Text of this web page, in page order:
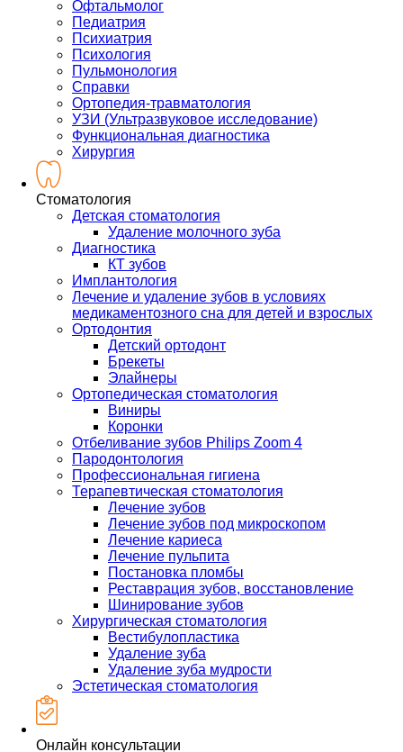
Офтальмолог
Педиатрия
Психиатрия
Психология
Пульмонология
Справки
Ортопедия-травматология
УЗИ (Ультразвуковое исследование)
Функциональная диагностика
Хирургия
Стоматология
Детская стоматология
Удаление молочного зуба
Диагностика
КТ зубов
Имплантология
Лечение и удаление зубов в условиях
медикаментозного сна для детей и взрослых
Ортодонтия
Детский ортодонт
Брекеты
Элайнеры
Ортопедическая стоматология
Виниры
Коронки
Отбеливание зубов Philips Zoom 4
Пародонтология
Профессиональная гигиена
Терапевтическая стоматология
Лечение зубов
Лечение зубов под микроскопом
Лечение кариеса
Лечение пульпита
Постановка пломбы
Реставрация зубов, восстановление
Шинирование зубов
Хирургическая стоматология
Вестибулопластика
Удаление зуба
Удаление зуба мудрости
Эстетическая стоматология
Онлайн консультации